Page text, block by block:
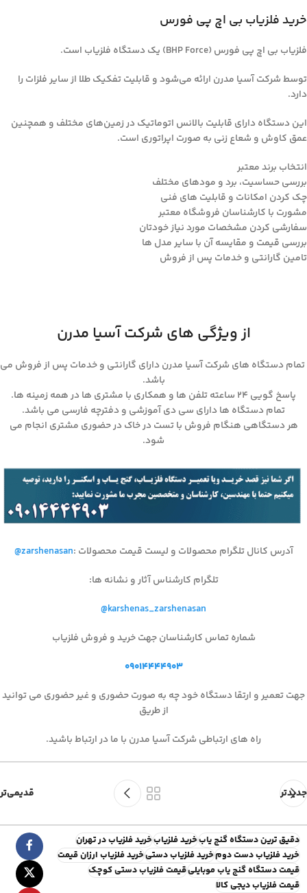
خرید فلزیاب بی اچ پی فورس
فلزیاب بی اچ پی فورس (BHP Force) یک دستگاه فلزیاب است.
توسط شرکت آسیا مدرن ارائه می‌شود و قابلیت تفکیک طلا از سایر فلزات را
دارد.
این دستگاه دارای قابلیت بالانس اتوماتیک در زمین‌های مختلف و همچنین
عمق کاوش و شعاع زنی به صورت اپراتوری است.
انتخاب برند معتبر
بررسی حساسیت، برد و مودهای مختلف
چک کردن امکانات و قابلیت های فنی
مشورت با کارشناسان فروشگاه معتبر
سفارشی کردن مشخصات مورد نیاز خودتان
بررسی قیمت و مقایسه آن با سایر مدل ها
تامین گارانتی و خدمات پس از فروش
از ویژگی های شرکت آسیا مدرن
تمام دستگاه های شرکت آسیا مدرن دارای گارانتی و خدمات پس از فروش می
باشد.
پاسخ گویی ۲۴ ساعته تلفن ها و همکاری با مشتری ها در همه زمینه ها.
تمام دستگاه ها دارای سی دی آموزشی و دفترچه فارسی می باشد.
هر دستگاهی هنگام فروش با تست در خاک در حضوری مشتری انجام می
شود.
آدرس کانال تلگرام محصولات و لیست قیمت محصولات :
@zarshenasan
تلگرام کارشناس آثار و نشانه ها:
@karshenas_zarshenasan
شماره تماس کارشناسان جهت خرید و فروش فلزیاب
۰۹۰۱۴۴۴۴۹۰۳
جهت تعمیر و ارتقا دستگاه خود چه به صورت حضوری و غیر حضوری می توانید
از طریق
راه های ارتباطی شرکت آسیا مدرن با ما در ارتباط باشید.
جدیدتر قدیمی‌تر
دقیق ترین دستگاه گنج یابخرید فلزیابخرید فلزیاب در تهران
خرید فلزیاب دست دومخرید فلزیاب دستیخرید فلزیاب ارزان قیمت
قیمت دستگاه گنج یاب موبایلیقیمت فلزیاب دستی کوچک
قیمت فلزیاب دیجی کالا